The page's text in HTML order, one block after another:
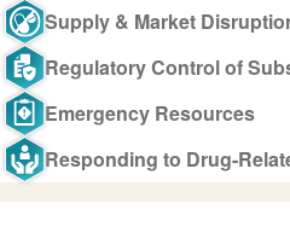
Supply & Market
Regulatory Control of
Emergency Resources
Responding to Drug-